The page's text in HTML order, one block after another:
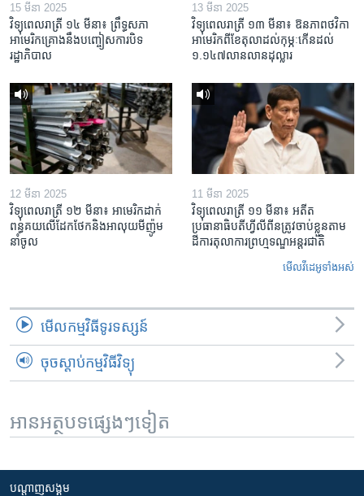
15 មីនា 2025
វិទ្យុពេលរាត្រី ១៤ មីនា៖ ព្រឹទ្ធសភា
អាមេរិកគ្រោងនឹងបញ្ចៀសការបិទ
រដ្ឋាភិបាល
13 មីនា 2025
វិទ្យុពេលរាត្រី ១៣ មីនា៖ ឱនភាព​ថវិកា​
អាមេរិក​ពី​ខែ​តុលា​ដល់​កុម្ភៈ​កើន​ដល់​
១.១៤៧​លានលាន​ដុល្លារ
12 មីនា 2025
វិទ្យុពេលរាត្រី ១២ មីនា៖ អាមេរិក​ដាក់​
ពន្ធគយ​លើ​ដែកថែក​និង​អាលុយ​មីញ៉ូម​
នាំចូល
11 មីនា 2025
វិទ្យុពេលរាត្រី ១១ មីនា៖ អតីត​
ប្រធានាធិបតីហ្វីលីពីន​ត្រូវ​ចាប់ខ្លួនតាម
ដីការ​តុលាការ​ព្រហ្មទណ្ឌ​អន្តរជាតិ
មើល​វីដេអូ​ទាំង​អស់
មើល​កម្មវិធី​ទូរទស្សន៍
ចុចស្តាប់កម្មវិធីវិទ្យុ
អានអត្ថបទផ្សេងៗទៀត
បណ្តាញ​សង្គម